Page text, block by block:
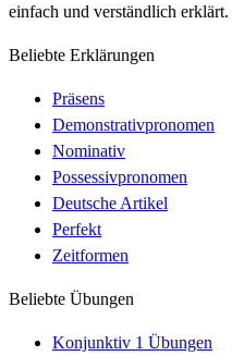
einfach und verständlich erklärt.
Beliebte Erklärungen
Präsens
Demonstrativpronomen
Nominativ
Possessivpronomen
Deutsche Artikel
Perfekt
Zeitformen
Beliebte Übungen
Konjunktiv 1 Übungen